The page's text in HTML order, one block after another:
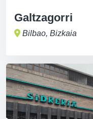
Galtzagorri
Bilbao, Bizkaia